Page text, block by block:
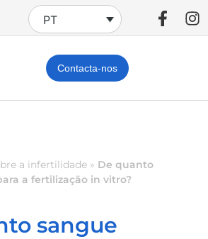
PT
Contacta-nos
a infertilidade » De quanto
a fertilização in vitro?
sangue